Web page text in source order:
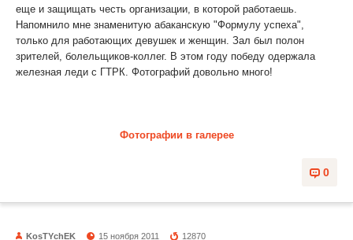
еще и защищать честь организации, в которой работаешь.
Напомнило мне знаменитую абаканскую "Формулу успеха",
только для работающих девушек и женщин. Зал был полон
зрителей, болельщиков-коллег. В этом году победу одержала
железная леди с ГТРК. Фотографий довольно много!
Фотографии в галерее
0
KosTYchEK 15 ноября 2011 12870